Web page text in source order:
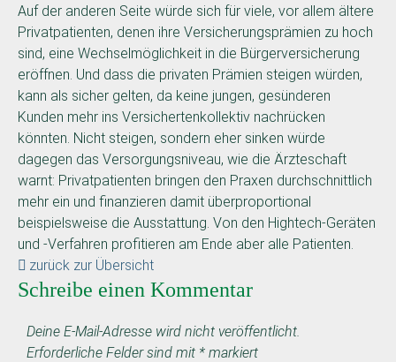
Auf der anderen Seite würde sich für viele, vor allem ältere
Privatpatienten, denen ihre Versicherungsprämien zu hoch
sind, eine Wechselmöglichkeit in die Bürgerversicherung
eröffnen. Und dass die privaten Prämien steigen würden,
kann als sicher gelten, da keine jungen, gesünderen
Kunden mehr ins Versichertenkollektiv nachrücken
könnten. Nicht steigen, sondern eher sinken würde
dagegen das Versorgungsniveau, wie die Ärzteschaft
warnt: Privatpatienten bringen den Praxen durchschnittlich
mehr ein und finanzieren damit überproportional
beispielsweise die Ausstattung. Von den Hightech-Geräten
und -Verfahren profitieren am Ende aber alle Patienten.
zurück zur Übersicht
Schreibe einen Kommentar
Deine E-Mail-Adresse wird nicht veröffentlicht.
Erforderliche Felder sind mit * markiert